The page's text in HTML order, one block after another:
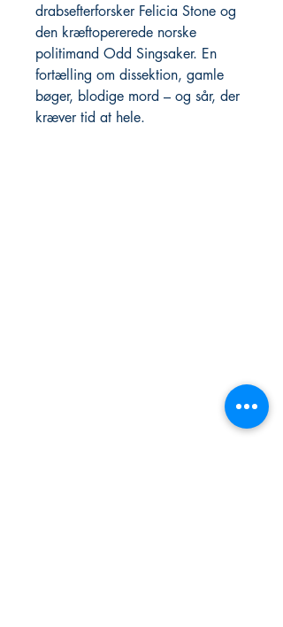
drabsefterforsker Felicia Stone og
den kræftopererede norske
politimand Odd Singsaker. En
fortælling om dissektion, gamle
bøger, blodige mord – og sår, der
kræver tid at hele.